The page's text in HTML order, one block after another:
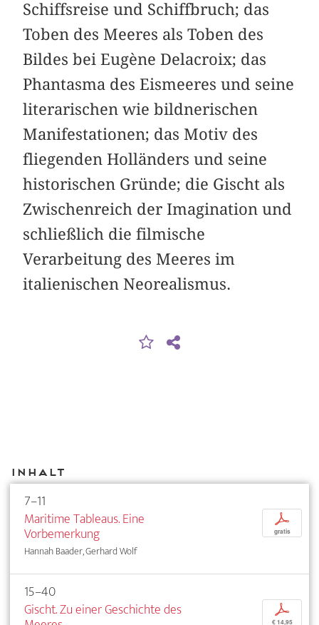
Schiffsreise und Schiffbruch; das
Toben des Meeres als Toben des
Bildes bei Eugène Delacroix; das
Phantasma des Eismeeres und seine
literarischen wie bildnerischen
Manifestationen; das Motiv des
fliegenden Holländers und seine
historischen Gründe; die Gischt als
Zwischenreich der Imagination und
schließlich die filmische
Verarbeitung des Meeres im
italienischen Neorealismus.
Inhalt
7–11
Maritime Tableaus. Eine
Vorbemerkung
Hannah Baader, Gerhard Wolf
p
gratis
15–40
Gischt. Zu einer Geschichte des
p
€ 14,95